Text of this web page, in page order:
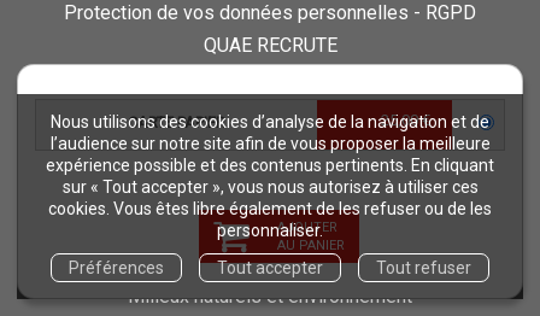
Nous utilisons des cookies d’analyse de la navigation et de
l’audience sur notre site afin de vous proposer la meilleure
expérience possible et des contenus pertinents. En cliquant
sur « Tout accepter », vous nous autorisez à utiliser ces
cookies. Vous êtes libre également de les refuser ou de les
personnaliser.
Préférences
Tout accepter Tout refuser
CARTE PAPIER 25,00 €
AJOUTER
AU PANIER
Protection de vos données personnelles - RGPD
QUAE RECRUTE
NOS THÉMATIQUES
Agriculture et productions végétales
Alimentation et nutrition humaine
Élevage et productions animales
Forêt et sylviculture
Milieux naturels et environnement